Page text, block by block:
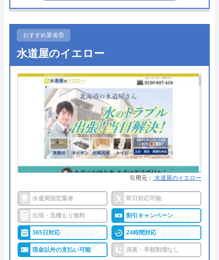
トイレ専門修理屋さんの基本情報
運営会社
代表者 松本英隆
〒231-0058
神奈川県横浜市中区弥生町2-17ストー
クタワー大通り公園Ⅰ-2F
対応エリア 全国(一部都道府県を除く)
トイレ専門修理屋さんのクチコミ
3.5（13件のクチコミ）
※クチコミの内容について
ピッピピッピ
●受付時間 8:00-22:00
●定休日
●出張見積もり 出張見積もり無料
●支払い方法 現金、クレジットカード
●累計実績 施工対応数240万件以上
●保証・保険 ―
詳細は公式HPでご確認ください
水の生活救急車がおすすめの理由
拠点数2270店舗と日本全国に拠点を構え、年中無休
い合わせ受付をしてくれるので、すぐに相談ができ
水トラブルの不安もすぐに解消できます。
調整作業のみであれば8,800円～と明朗会計。問い合
わせから見積もりまですべて無料でできるので、ま
おすすめ業者⑧
水道屋のイエロー
引用元： 水道屋のイエロー
水道局指定業者 即日対応可能
出張・見積もり無料 割引キャンペーン
365日対応 24時間対応
現金以外の支払い可能 深夜・早朝割増なし